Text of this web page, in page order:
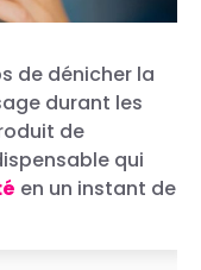
de dénicher la
durant les
de
qui
en un instant de